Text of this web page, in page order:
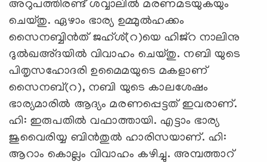
അറുപത്തിരണ്ട് ശവ്വാലില്‍ മരണമടയുകയും
ചെയ്തു. ഏഴാം ഭാര്യ ഉമ്മുല്‍ഹക്കം
സൈനബ്ബിന്‍ത് ജഹ്ശ്(റ)യെ ഹിജ്‌റ നാലിനു
ദുല്‍ഖഅ്ദയില്‍ വിവാഹം ചെയ്തു. നബി യുടെ
പിതൃസഹോദരി ഉമൈമയുടെ മകളാണ്
സൈനബ്(റ), നബി യുടെ കാലശേഷം
ഭാര്യമാരില്‍ ആദ്യം മരണപ്പെട്ടത് ഇവരാണ്.
ഹി: ഇരുപതില്‍ വഫാത്തായി. എട്ടാം ഭാര്യ
ജുവൈരിയ്യ ബിന്‍തുല്‍ ഹാരിസയാണ്. ഹി:
ആറാം കൊല്ലം വിവാഹം കഴിച്ചു. അമ്പത്താറ്